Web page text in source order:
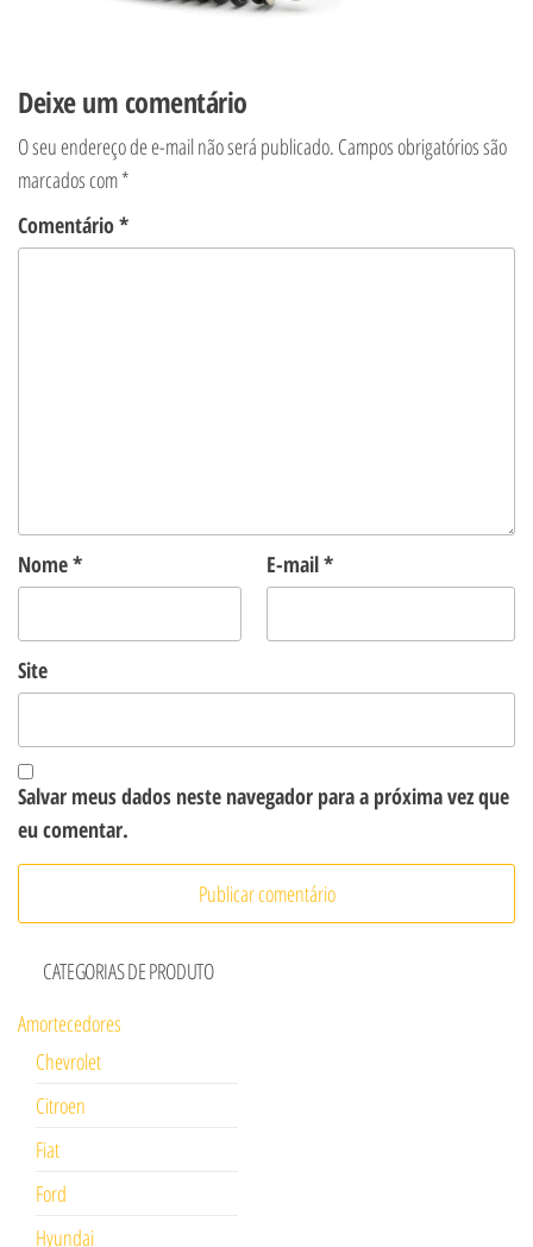
Deixe um comentário
O seu endereço de e-mail não será publicado. Campos obrigatórios são
marcados com*
Comentário*
Nome* E-mail*
Site
Salvar meus dados neste navegador para a próxima vez que
eu comentar.
CATEGORIAS DE PRODUTO
Amortecedores
Chevrolet
Citroen
Fiat
Ford
Hyundai